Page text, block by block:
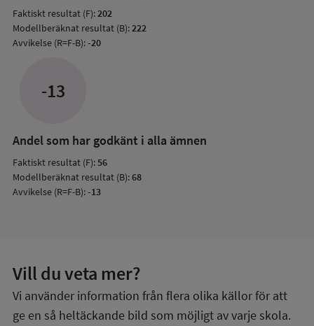
Faktiskt resultat (F):202
Modellberäknat resultat (B):222
Avvikelse (R=F-B):-20
-13
Andel som har godkänt i alla ämnen
Faktiskt resultat (F):56
Modellberäknat resultat (B):68
Avvikelse (R=F-B):-13
Vill du veta mer?
Vi använder information från flera olika källor för att
ge en så heltäckande bild som möjligt av varje skola.